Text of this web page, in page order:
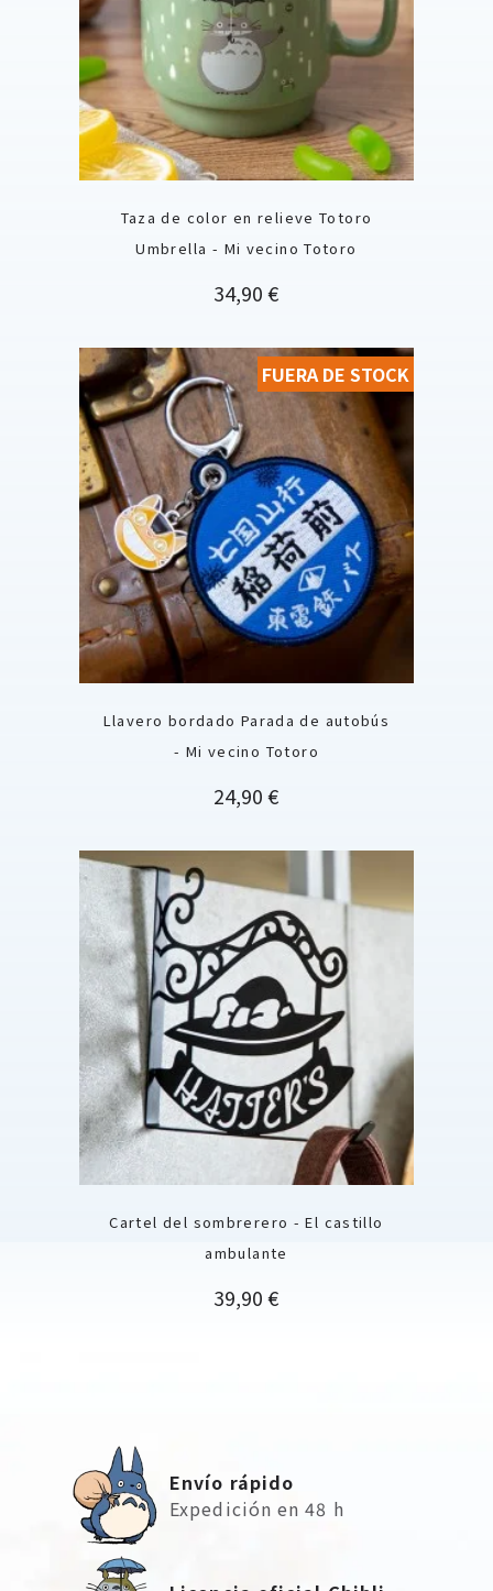
Taza de color en relieve Totoro
Umbrella - Mi vecino Totoro
Precio
34,90 €
Llavero bordado Parada de autobús
- Mi vecino Totoro
Precio
24,90 €
FUERA DE STOCK
Cartel del sombrerero - El castillo
ambulante
Precio
39,90 €
Envío rápido
Expedición en 48 h